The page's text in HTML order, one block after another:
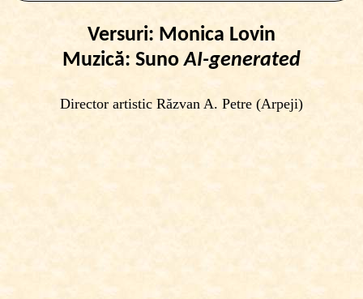
Versuri: Monica Lovin
Muzică: Suno AI-generated
Director artistic Răzvan A. Petre (Arpeji)